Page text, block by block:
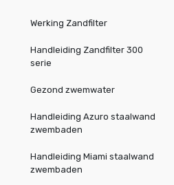
Werking Zandfilter
Handleiding Zandfilter 300
serie
Gezond zwemwater
Handleiding Azuro staalwand
zwembaden
Handleiding Miami staalwand
zwembaden